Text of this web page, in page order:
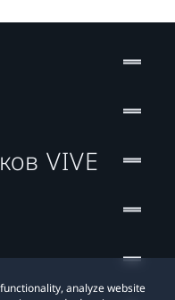
analyze website
VIVE